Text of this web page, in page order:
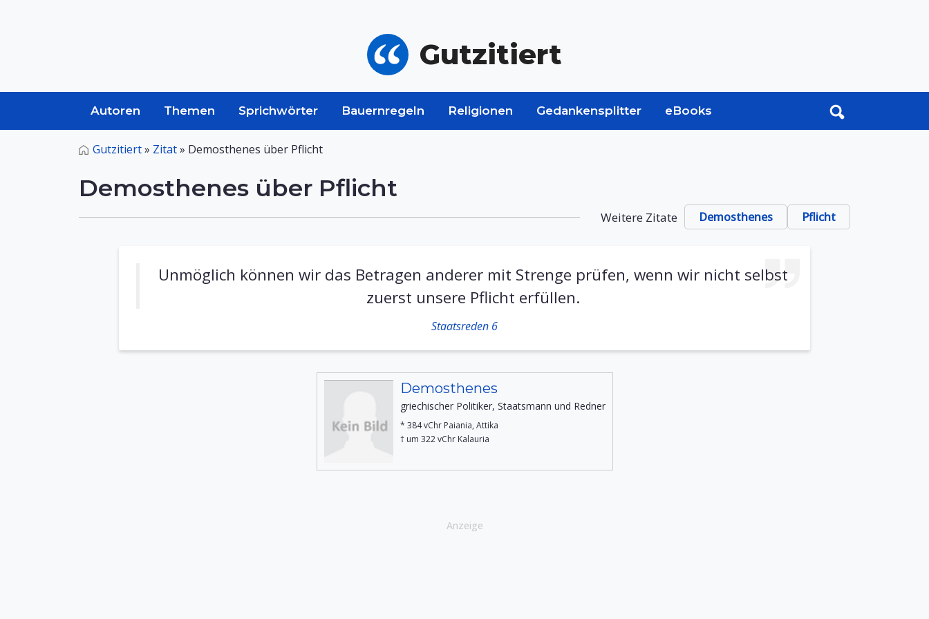
Gutzitiert
Autoren Themen Sprichwörter Bauernregeln Religionen Gedankensplitter eBooks
Gutzitiert» Zitat» Demosthenes über Pflicht
Demosthenes über Pflicht
Weitere Zitate Demosthenes Pflicht
Unmöglich können wir das Betragen anderer mit Strenge prüfen, wenn wir nicht selbst
zuerst unsere Pflicht erfüllen.
Staatsreden 6
Demosthenes
griechischer Politiker, Staatsmann und Redner
* 384 vChr Paiania, Attika
† um 322 vChr Kalauria
Anzeige